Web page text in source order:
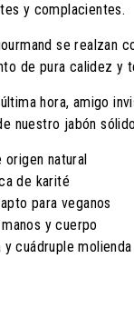
y complacientes.
se realzan
de pura calidez y
hora, amigo
nuestro jabón
natural
de karité
para veganos
y cuerpo
cuádruple molienda